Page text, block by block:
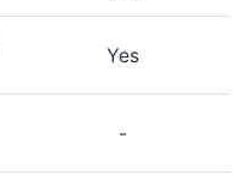
Yes
-